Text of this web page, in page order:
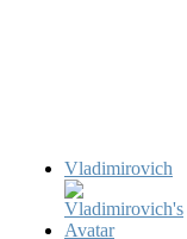
Vladimirovich